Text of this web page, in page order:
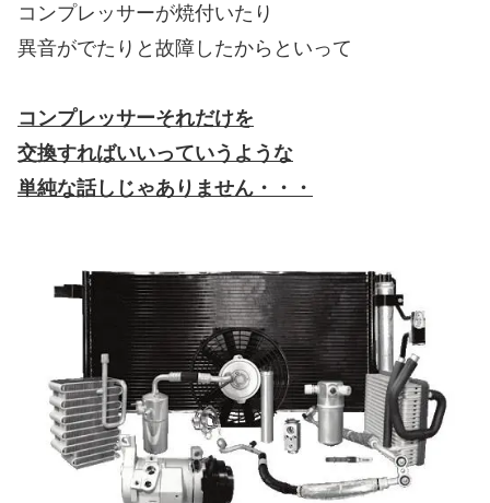
コンプレッサーが焼付いたり
異音がでたりと故障したからといって
コンプレッサーそれだけを
交換すればいいっていうような
単純な話しじゃありません・・・